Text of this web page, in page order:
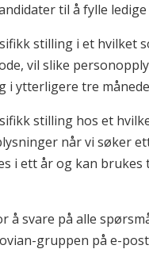
til å fylle
stilling i et hvilket
vil slike
i ytterligere tre
stilling hos et
når vi søker
i ett år og kan
å svare på alle
gruppen på e-